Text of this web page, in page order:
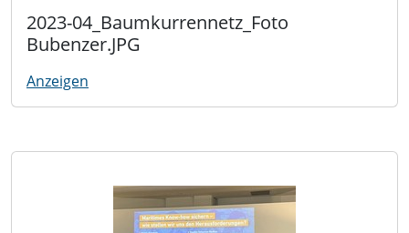
2023-04_Baumkurrennetz_Foto
Bubenzer.JPG
Anzeigen